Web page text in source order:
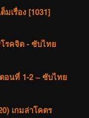
มเรื่อง [1031]
รคจิต - ซับไทย
อนที่ 1-2 – ซับไทย
เกมล่าโคตร